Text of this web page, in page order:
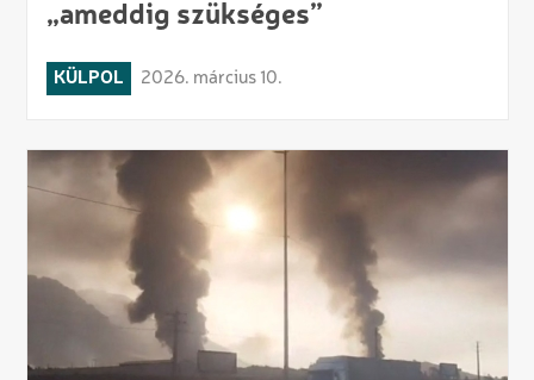
„ameddig szükséges”
KÜLPOL 2026. március 10.